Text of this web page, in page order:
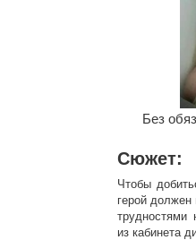
Без
Сюжет:
Чтобы
герой должен
из кабинета